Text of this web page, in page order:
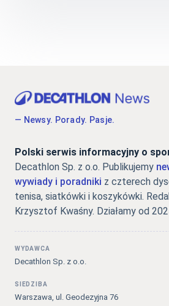
— Newsy. Porady. Pasje.
Polski serwis informacyjny o
Decathlon Sp. z o.o. Publikujemy
wywiady i poradniki z czterech
tenisa, siatkówki i koszykówki.
Krzysztof Kwaśny. Działamy od
WYDAWCA
Decathlon Sp. z o.o.
SIEDZIBA
Warszawa, ul. Geodezyjna 76